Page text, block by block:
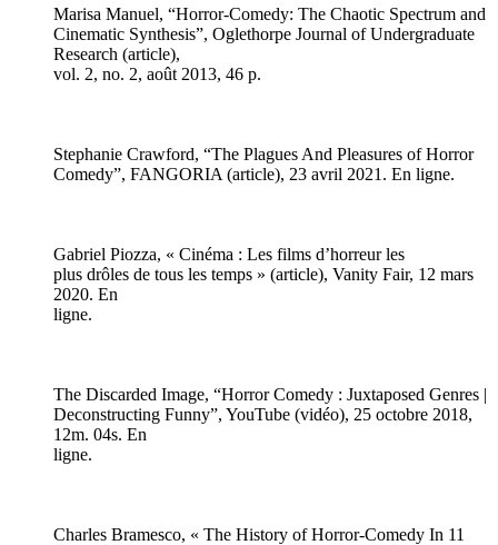
Marisa Manuel, “Horror-Comedy: The Chaotic Spectrum and
Cinematic Synthesis”, Oglethorpe Journal of Undergraduate
Research (article),
vol. 2, no. 2, août 2013, 46 p.
Stephanie Crawford, “The Plagues And Pleasures of Horror
Comedy”, FANGORIA (article), 23 avril 2021. En ligne.
Gabriel Piozza, « Cinéma : Les films d’horreur les
plus drôles de tous les temps » (article), Vanity Fair, 12 mars
2020. En
ligne.
The Discarded Image, “Horror Comedy : Juxtaposed Genres |
Deconstructing Funny”, YouTube (vidéo), 25 octobre 2018,
12m. 04s. En
ligne.
Charles Bramesco, « The History of Horror-Comedy In 11